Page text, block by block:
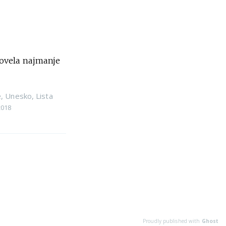
najmanje
, Unesko, Lista
Proudly published with Ghost